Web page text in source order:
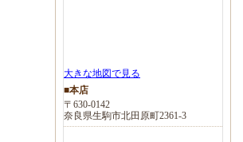
大きな地図で見る
■本店
〒630-0142
奈良県生駒市北田原町2361-3